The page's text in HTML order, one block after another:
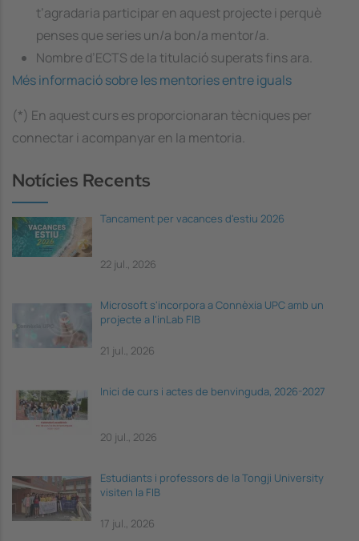
t’agradaria participar en aquest projecte i perquè
penses que series un/a bon/a mentor/a.
Nombre d’ECTS de la titulació superats fins ara.
Més informació sobre les mentories entre iguals
(*) En aquest curs es proporcionaran tècniques per
connectar i acompanyar en la mentoria.
Notícies Recents
Tancament per vacances d'estiu 2026
22 jul., 2026
Microsoft s'incorpora a Connèxia UPC amb un
projecte a l'inLab FIB
21 jul., 2026
Inici de curs i actes de benvinguda, 2026-2027
20 jul., 2026
Estudiants i professors de la Tongji University
visiten la FIB
17 jul., 2026